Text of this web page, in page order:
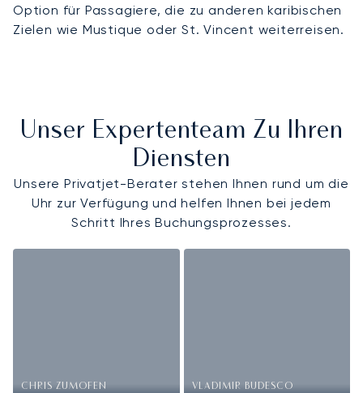
Option für Passagiere, die zu anderen karibischen
Zielen wie Mustique oder St. Vincent weiterreisen.
Unser Expertenteam Zu Ihren
Diensten
Unsere Privatjet-Berater stehen Ihnen rund um die
Uhr zur Verfügung und helfen Ihnen bei jedem
Schritt Ihres Buchungsprozesses.
CHRIS ZUMOFEN VLADIMIR BUDESCO